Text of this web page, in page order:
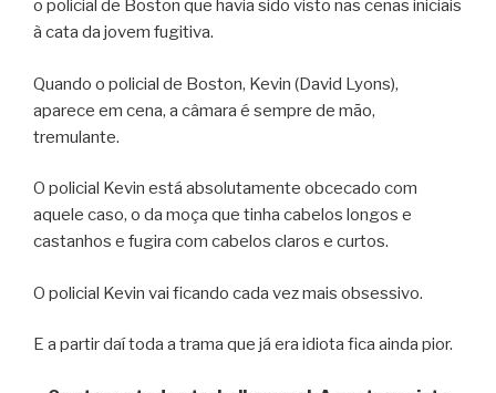
o policial de Boston que havia sido visto nas cenas iniciais
à cata da jovem fugitiva.
Quando o policial de Boston, Kevin (David Lyons),
aparece em cena, a câmara é sempre de mão,
tremulante.
O policial Kevin está absolutamente obcecado com
aquele caso, o da moça que tinha cabelos longos e
castanhos e fugira com cabelos claros e curtos.
O policial Kevin vai ficando cada vez mais obsessivo.
E a partir daí toda a trama que já era idiota fica ainda pior.